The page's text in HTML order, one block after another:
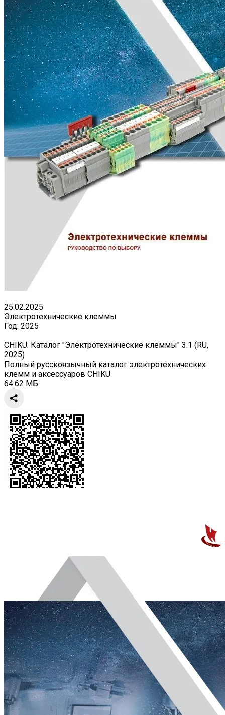
25.02.2025
Электротехнические клеммы
Год: 2025
CHIKU. Каталог "Электротехнические клеммы" 3.1 (RU,
2025)
Полный русскоязычный каталог электротехнических
клемм и аксессуаров CHIKU
64.62 МБ